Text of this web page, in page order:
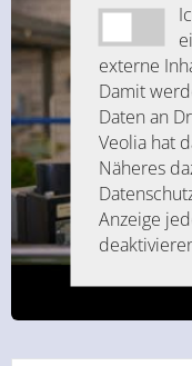
externe
Damit
Daten an
Veolia hat
Näheres
Anzeige